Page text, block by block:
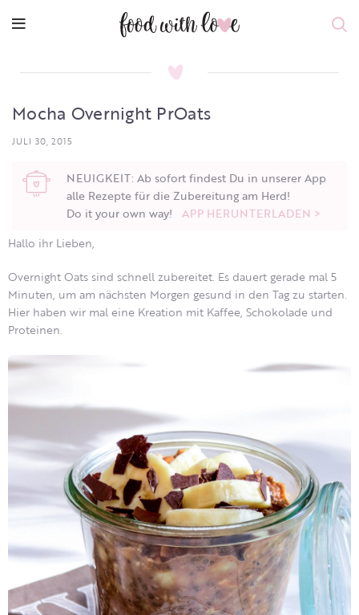
Mocha Overnight PrOats
JULI 30, 2015
NEUIGKEIT: Ab sofort findest Du in unserer App
alle Rezepte für die Zubereitung am Herd!
Do it your own way! APP HERUNTERLADEN >
Hallo ihr Lieben,
Overnight Oats sind schnell zubereitet. Es dauert gerade mal 5
Minuten, um am nächsten Morgen gesund in den Tag zu starten.
Hier haben wir mal eine Kreation mit Kaffee, Schokolade und
Proteinen.